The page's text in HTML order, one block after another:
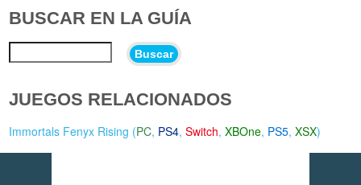
BUSCAR EN LA GUÍA
Buscar
JUEGOS RELACIONADOS
Immortals Fenyx Rising (PC, PS4,Switch,XBOne, PS5,XSX)